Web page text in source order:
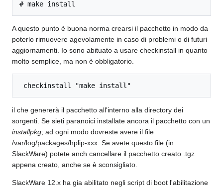
A questo punto è buona norma crearsi il pacchetto in modo da
poterlo rimuovere agevolamente in caso di problemi o di futuri
aggiornamenti. Io sono abituato a usare checkinstall in quanto
molto semplice, ma non è obbligatorio.
checkinstall "make install"
il che genererà il pacchetto all'interno alla directory dei
sorgenti. Se sieti paranoici installate ancora il pacchetto con un
installpkg; ad ogni modo dovreste avere il file
/var/log/packages/hplip-xxx. Se avete questo file (in
SlackWare) potete anch cancellare il pacchetto creato .tgz
appena creato, anche se è sconsigliato.
SlackWare 12.x ha gia abilitato negli script di boot l'abilitazione